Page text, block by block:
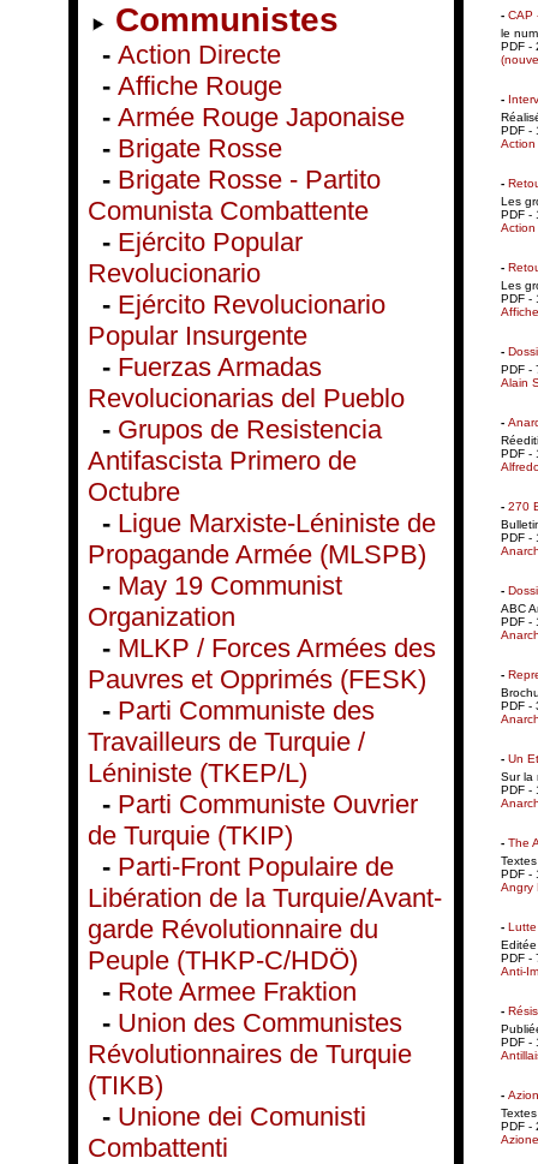
Communistes
- Action Directe
- Affiche Rouge
- Armée Rouge Japonaise
- Brigate Rosse
- Brigate Rosse - Partito
Comunista Combattente
- Ejército Popular
Revolucionario
- Ejército Revolucionario
Popular Insurgente
- Fuerzas Armadas
Revolucionarias del Pueblo
- Grupos de Resistencia
Antifascista Primero de
Octubre
- Ligue Marxiste-Léniniste de
Propagande Armée (MLSPB)
- May 19 Communist
Organization
- MLKP / Forces Armées des
Pauvres et Opprimés (FESK)
- Parti Communiste des
Travailleurs de Turquie /
Léniniste (TKEP/L)
- Parti Communiste Ouvrier
de Turquie (TKIP)
- Parti-Front Populaire de
Libération de la Turquie/Avant-
garde Révolutionnaire du
Peuple (THKP-C/HDÖ)
- Rote Armee Fraktion
- Union des Communistes
Révolutionnaires de Turquie
(TIKB)
- Unione dei Comunisti
Combattenti
- CAP
le
PDF -
-
PDF -
Action
-
Les
PDF -
Action
-
Les
PDF -
-
PDF -
Alain
-
PDF -
- 270
PDF -
-
ABC
PDF -
-
PDF -
- Un
Sur la
PDF -
- The
PDF -
Angry
- Lutte
PDF -
Anti-
-
PDF -
-
PDF -